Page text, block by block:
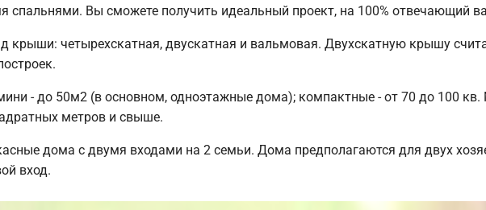
спальнями. Вы сможете получить идеальный проект, на 100% отвечающий
крыши: четырехскатная, двускатная и вальмовая. Двухскатную крышу
- до 50м2 (в основном, одноэтажные дома); компактные - от 70 до 100
метров и свыше.
дома с двумя входами на 2 семьи. Дома предполагаются для двух
вход.